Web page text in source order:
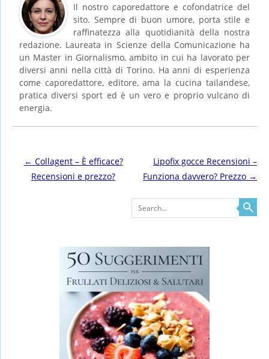
Il nostro caporedattore e cofondatrice del
sito. Sempre di buon umore, porta stile e
raffinatezza alla quotidianità della nostra
redazione. Laureata in Scienze della Comunicazione ha
un Master in Giornalismo, ambito in cui ha lavorato per
diversi anni nella città di Torino. Ha anni di esperienza
come caporedattore, editore, ama la cucina tailandese,
pratica diversi sport ed è un vero e proprio vulcano di
energia.
Post navigation
← Collagent – È efficace?
Recensioni e prezzo?
Lipofix gocce Recensioni –
Funziona davvero? Prezzo →
Search